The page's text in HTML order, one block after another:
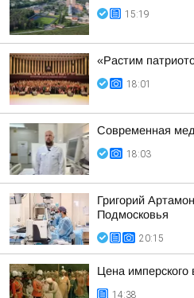
15:19
«Растим
18:01
Современная
18:03
Григорий
Подмосковья
20:15
Цена имперского
14:38